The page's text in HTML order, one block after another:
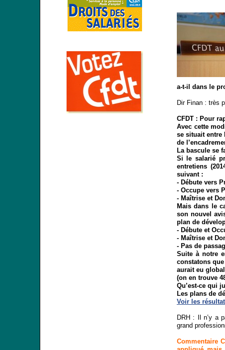
a-t-il dans le
Dir Finan : très
CFDT : Pour
Avec cette
se situait entre
de
La bascule se
Si le salarié
entretiens
suivant :
- Débute vers
- Occupe vers
- Maîtrise et
Mais dans le
son nouvel
plan de
- Débute et
- Maîtrise et
- Pas de
Suite à notre
constatons
aurait eu
(on en trouve
Qu’est-ce qui
Les plans de
Voir les
DRH : Il n’y a
grand
Commentaire